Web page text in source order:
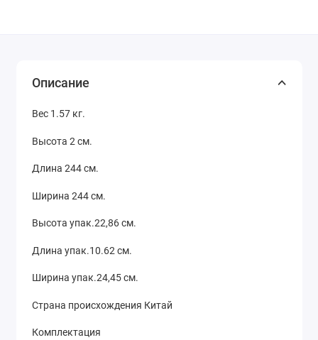
Описание
Вес 1.57 кг.
Высота 2 см.
Длина 244 см.
Ширина 244 см.
Высота упак.22,86 см.
Длина упак.10.62 см.
Ширина упак.24,45 см.
Страна происхождения Китай
Комплектация